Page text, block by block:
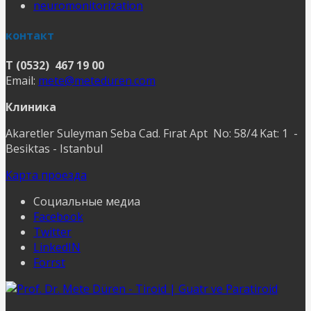
neuromonitorization
контакт
T (0532) 467 19 00
Email: mete@meteduren.com
Клиника
Akaretler Suleyman Seba Cad. Fırat Apt No: 58/4 Kat: 1 -
Besiktas - Istanbul
Карта проезда
Социальные медиа
Facebook
Twitter
LinkedIN
Forrst